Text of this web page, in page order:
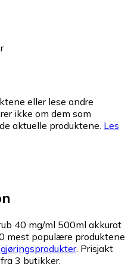
eller lese andre
ikke om dem som
aktuelle produktene. Les
40 mg/ml 500ml akkurat
mest populære produktene
. Prisjakt
3 butikker.